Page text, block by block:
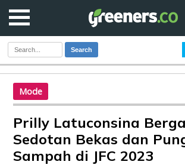
Search
Mode
Prilly Latuconsina
Sedotan Bekas dan
Sampah di JFC 2023